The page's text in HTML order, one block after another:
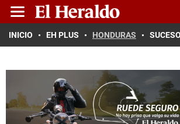
INICIO EH PLUS HONDURAS